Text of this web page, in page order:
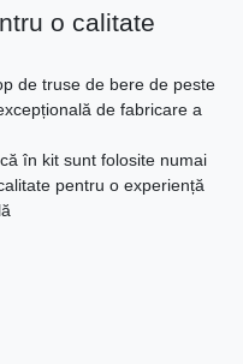
o calitate
de truse de bere de peste
de fabricare a
în kit sunt folosite numai
pentru o experiență